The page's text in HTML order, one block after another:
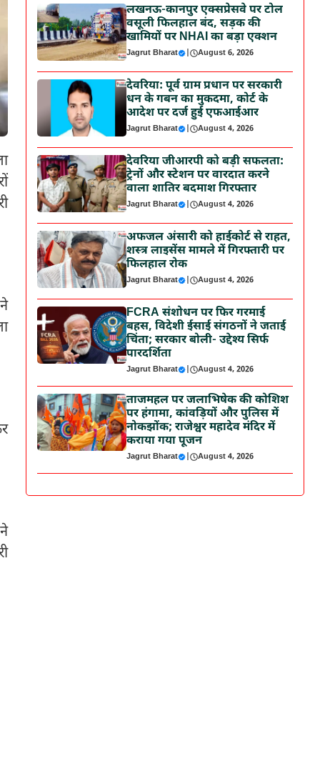
लखनऊ-कानपुर एक्सप्रेसवे पर टोल
वसूली फिलहाल बंद, सड़क की
खामियों पर NHAI का बड़ा एक्शन
Jagrut Bharat | August 6, 2026
देवरिया: पूर्व ग्राम प्रधान पर सरकारी
धन के गबन का मुकदमा, कोर्ट के
आदेश पर दर्ज हुई एफआईआर
Jagrut Bharat | August 4, 2026
देवरिया जीआरपी को बड़ी सफलता:
ट्रेनों और स्टेशन पर वारदात करने
वाला शातिर बदमाश गिरफ्तार
Jagrut Bharat | August 4, 2026
अफजल अंसारी को हाईकोर्ट से राहत,
शस्त्र लाइसेंस मामले में गिरफ्तारी पर
फिलहाल रोक
Jagrut Bharat | August 4, 2026
FCRA संशोधन पर फिर गरमाई
बहस, विदेशी ईसाई संगठनों ने जताई
चिंता; सरकार बोली- उद्देश्य सिर्फ
पारदर्शिता
Jagrut Bharat | August 4, 2026
ताजमहल पर जलाभिषेक की कोशिश
पर हंगामा, कांवड़ियों और पुलिस में
नोकझोंक; राजेश्वर महादेव मंदिर में
कराया गया पूजन
Jagrut Bharat | August 4, 2026